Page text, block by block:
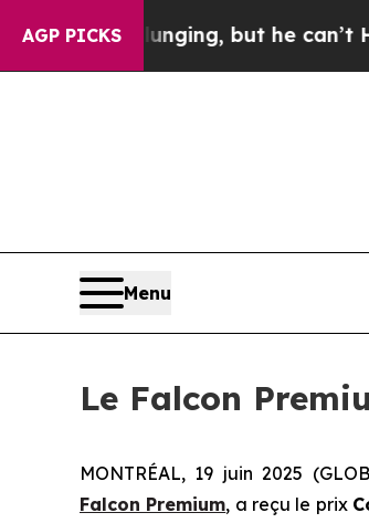
AGP PICKS
is Plunging, but he can’t
Menu
Le Falcon
MONTRÉAL, 19 juin 2025
Falcon Premium, a reçu le prix